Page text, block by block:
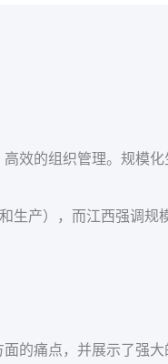
效的组织管理。规模
生产），而江西强调
的痛点，并展示了强大